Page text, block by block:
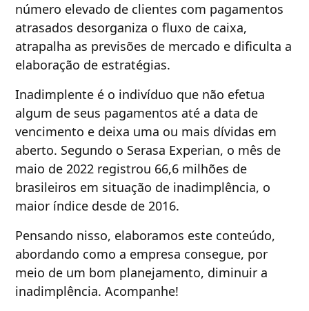
número elevado de clientes com pagamentos
atrasados desorganiza o fluxo de caixa,
atrapalha as previsões de mercado e dificulta a
elaboração de estratégias.
Inadimplente é o indivíduo que não efetua
algum de seus pagamentos até a data de
vencimento e deixa uma ou mais dívidas em
aberto. Segundo o Serasa Experian, o mês de
maio de 2022 registrou 66,6 milhões de
brasileiros em situação de inadimplência, o
maior índice desde de 2016.
Pensando nisso, elaboramos este conteúdo,
abordando como a empresa consegue, por
meio de um bom planejamento, diminuir a
inadimplência. Acompanhe!